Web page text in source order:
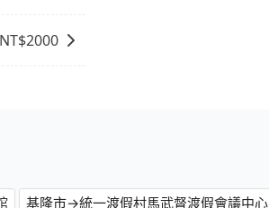
2000
基隆市→統一渡假村馬武督渡假會議中心